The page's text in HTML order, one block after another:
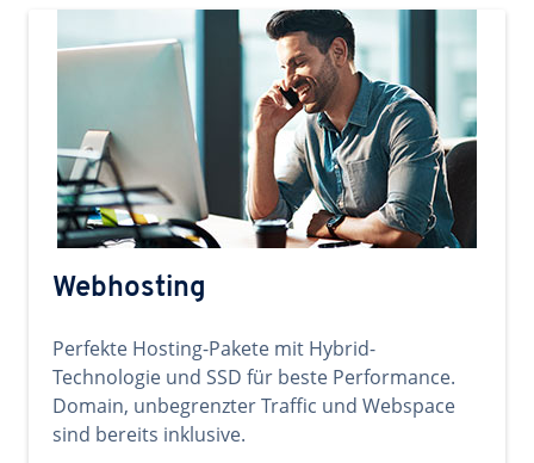
Webhosting
Perfekte Hosting-Pakete mit Hybrid-
Technologie und SSD für beste Performance.
Domain, unbegrenzter Traffic und Webspace
sind bereits inklusive.